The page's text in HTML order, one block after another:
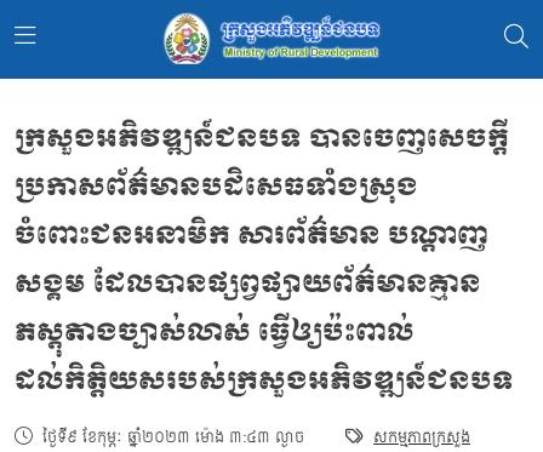
ក្រសួងអភិវឌ្ឍន៍ជនបទ បានចេញសេចក្ដី
ប្រកាសព័ត៌មានបដិសេធទាំងស្រុង
ចំពោះជនអនាមិក សារព័ត៌មាន បណ្ដាញ
សង្គម ដែលបានផ្សព្វផ្សាយព័ត៌មានគ្មាន
ភស្តុតាងច្បាស់លាស់ ធ្វើឲ្យប៉ះពាល់
ដល់កិត្តិយសរបស់ក្រសួងអភិវឌ្ឍន៍ជនបទ
ថ្ងៃទី៩ ខែកុម្ភៈ ឆ្នាំ២០២៣ ម៉ោង ៣:៤៣ ល្ងាច សកម្មភាពក្រសួង